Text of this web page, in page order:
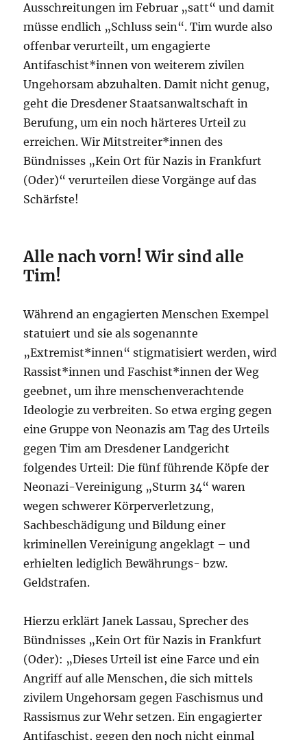
Ausschreitungen im Februar „satt“ und damit
müsse endlich „Schluss sein“. Tim wurde also
offenbar verurteilt, um engagierte
Antifaschist*innen von weiterem zivilen
Ungehorsam abzuhalten. Damit nicht genug,
geht die Dresdener Staatsanwaltschaft in
Berufung, um ein noch härteres Urteil zu
erreichen. Wir Mitstreiter*innen des
Bündnisses „Kein Ort für Nazis in Frankfurt
(Oder)“ verurteilen diese Vorgänge auf das
Schärfste!
Alle nach vorn! Wir sind alle
Tim!
Während an engagierten Menschen Exempel
statuiert und sie als sogenannte
„Extremist*innen“ stigmatisiert werden, wird
Rassist*innen und Faschist*innen der Weg
geebnet, um ihre menschenverachtende
Ideologie zu verbreiten. So etwa erging gegen
eine Gruppe von Neonazis am Tag des Urteils
gegen Tim am Dresdener Landgericht
folgendes Urteil: Die fünf führende Köpfe der
Neonazi-Vereinigung „Sturm 34“ waren
wegen schwerer Körperverletzung,
Sachbeschädigung und Bildung einer
kriminellen Vereinigung angeklagt – und
erhielten lediglich Bewährungs- bzw.
Geldstrafen.
Hierzu erklärt Janek Lassau, Sprecher des
Bündnisses „Kein Ort für Nazis in Frankfurt
(Oder): „Dieses Urteil ist eine Farce und ein
Angriff auf alle Menschen, die sich mittels
zivilem Ungehorsam gegen Faschismus und
Rassismus zur Wehr setzen. Ein engagierter
Antifaschist, gegen den noch nicht einmal